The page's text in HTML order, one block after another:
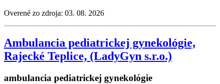
Overené zo zdroja: 03. 08. 2026
Ambulancia pediatrickej gynekológie,
Rajecké Teplice, (LadyGyn s.r.o.)
ambulancia pediatrickej gynekológie